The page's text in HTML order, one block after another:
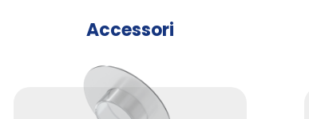
Accessori